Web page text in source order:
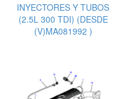
INYECTORES Y TUBOS
(2.5L 300 TDI) (DESDE
(V)MA081992 )